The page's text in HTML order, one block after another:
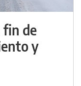
fin de
y